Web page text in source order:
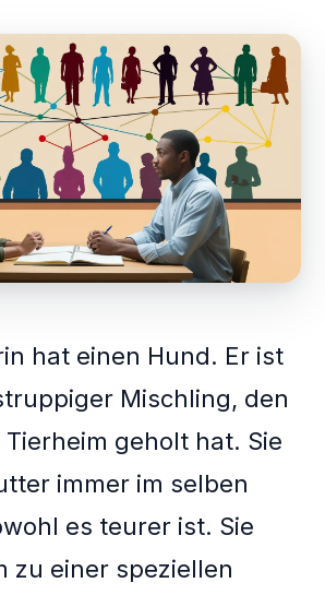
hat einen Hund. Er ist
Mischling, den
geholt hat. Sie
immer im selben
es teurer ist. Sie
zu einer speziellen